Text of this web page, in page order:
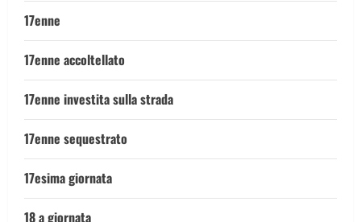
17enne
17enne accoltellato
17enne investita sulla strada
17enne sequestrato
17esima giornata
18 a giornata